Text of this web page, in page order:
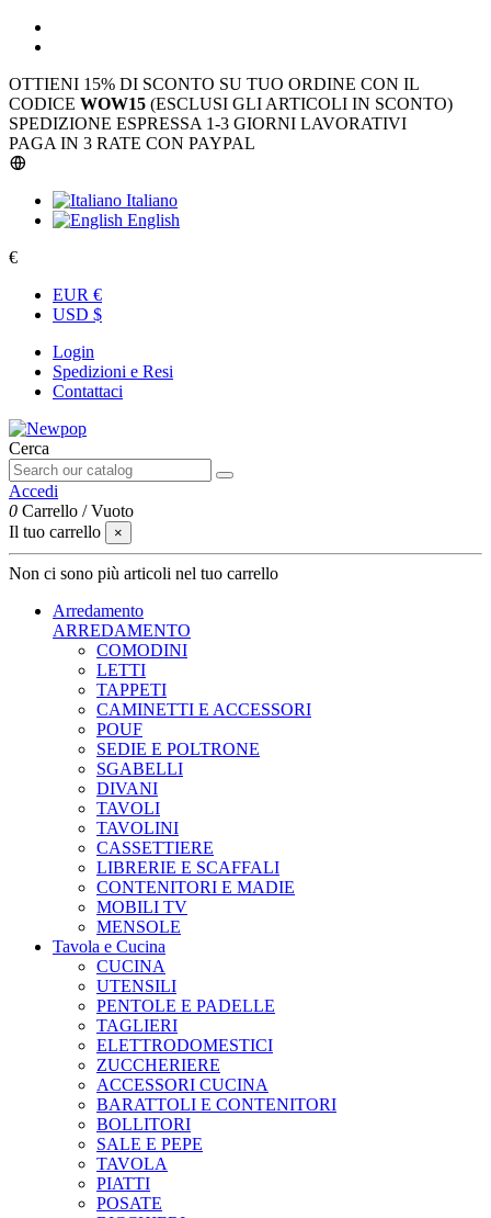
OTTIENI 15% DI SCONTO SU TUO ORDINE CON IL
CODICE WOW15 (ESCLUSI GLI ARTICOLI IN SCONTO)
SPEDIZIONE ESPRESSA 1-3 GIORNI LAVORATIVI
PAGA IN 3 RATE CON PAYPAL
Italiano
English
€
EUR €
USD $
Login
Spedizioni e Resi
Contattaci
Cerca
Accedi
0 Carrello /Vuoto
Il tuo carrello
×
Non ci sono più articoli nel tuo carrello
Arredamento
ARREDAMENTO
COMODINI
LETTI
TAPPETI
CAMINETTI E ACCESSORI
POUF
SEDIE E POLTRONE
SGABELLI
DIVANI
TAVOLI
TAVOLINI
CASSETTIERE
LIBRERIE E SCAFFALI
CONTENITORI E MADIE
MOBILI TV
MENSOLE
Tavola e Cucina
CUCINA
UTENSILI
PENTOLE E PADELLE
TAGLIERI
ELETTRODOMESTICI
ZUCCHERIERE
ACCESSORI CUCINA
BARATTOLI E CONTENITORI
BOLLITORI
SALE E PEPE
TAVOLA
PIATTI
POSATE